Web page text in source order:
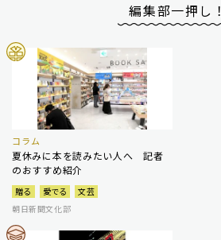
編集部一押し！
コラム
夏休みに本を読みたい人へ 記者
のおすすめ紹介
贈る 愛でる
文芸
朝日新聞文化部